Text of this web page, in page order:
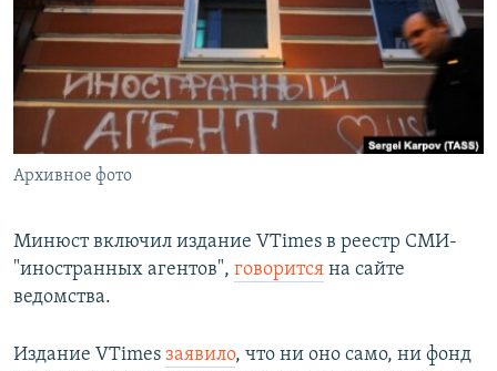
РАСПИСАНИЕ ВЕЩАНИЯ
ПОДПИШИТЕСЬ НА РАССЫЛКУ
СОЦИАЛЬНЫЕ СЕТИ
Все сайты РСЕ/РС
Архивное фото
Минюст включил издание VTimes в реестр СМИ-
"иностранных агентов", говорится на сайте
ведомства.
Издание VTimes заявило, что ни оно само, ни фонд